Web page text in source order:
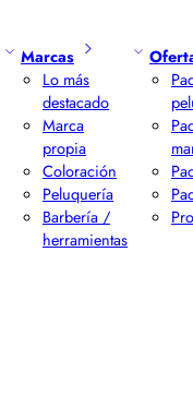
Marcas
Lo más
destacado
Marca
propia
Coloración
Peluquería
Barbería /
herramientas